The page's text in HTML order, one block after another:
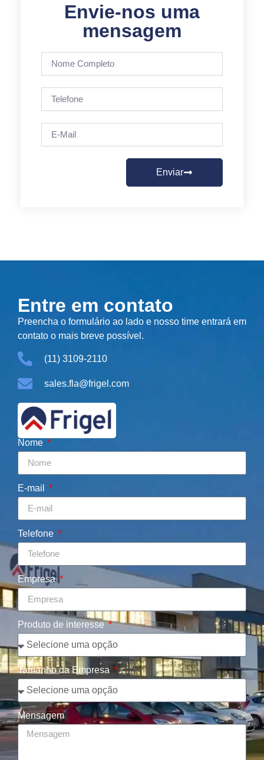
Envie-nos uma
mensagem
Enviar
Entre em contato
Preencha o formulário ao lado e nosso time entrará em
contato o mais breve possível.
(11) 3109-2110
sales.fla@frigel.com
Nome
E-mail
Telefone
Empresa
Produto de interesse
Tamanho da Empresa
Mensagem